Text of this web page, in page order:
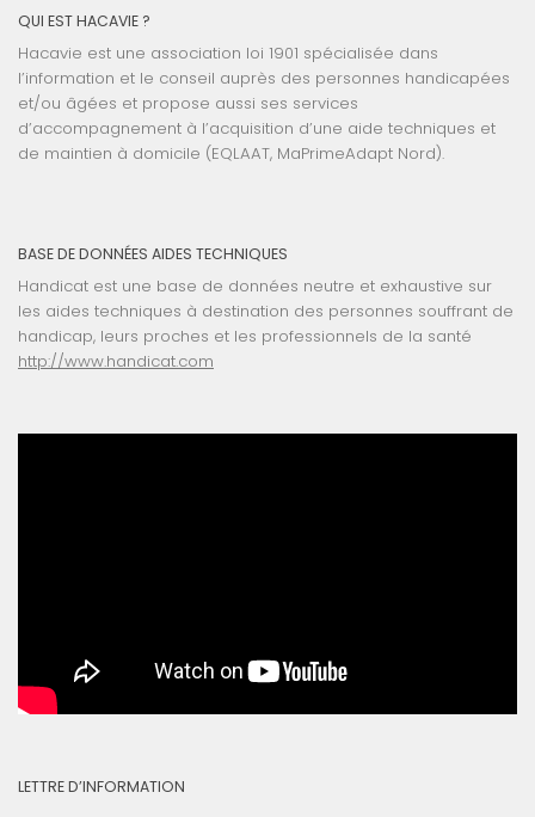
QUI EST HACAVIE ?
Hacavie est une association loi 1901 spécialisée dans
l’information et le conseil auprès des personnes handicapées
et/ou âgées et propose aussi ses services
d’accompagnement à l’acquisition d’une aide techniques et
de maintien à domicile (EQLAAT, MaPrimeAdapt Nord).
BASE DE DONNÉES AIDES TECHNIQUES
Handicat est une base de données neutre et exhaustive sur
les aides techniques à destination des personnes souffrant de
handicap, leurs proches et les professionnels de la santé
http://www.handicat.com
LETTRE D’INFORMATION